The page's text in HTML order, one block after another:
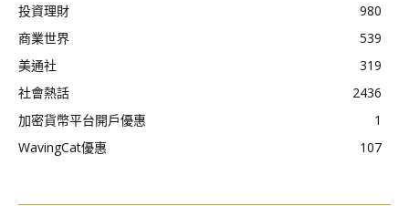
投資理財
980
商業世界
539
美通社
319
社會熱話
2436
加密貨幣平台開戶優惠
1
WavingCat優惠
107